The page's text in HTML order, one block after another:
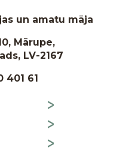
un amatu māja
Mārupe,
LV-2167
401 61